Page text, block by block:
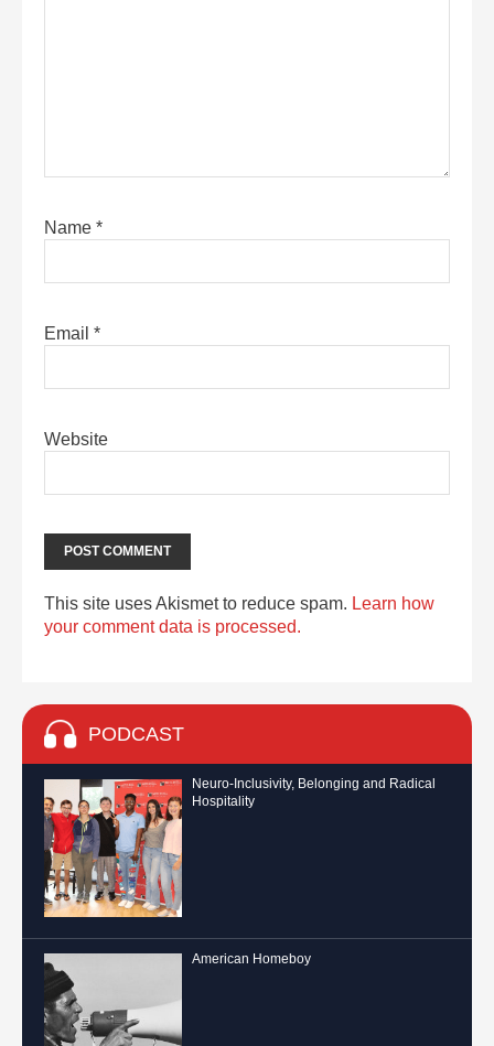
Name *
Email *
Website
This site uses Akismet to reduce spam. Learn how
your comment data is processed.
PODCAST
Neuro-Inclusivity, Belonging and Radical
Hospitality
American Homeboy